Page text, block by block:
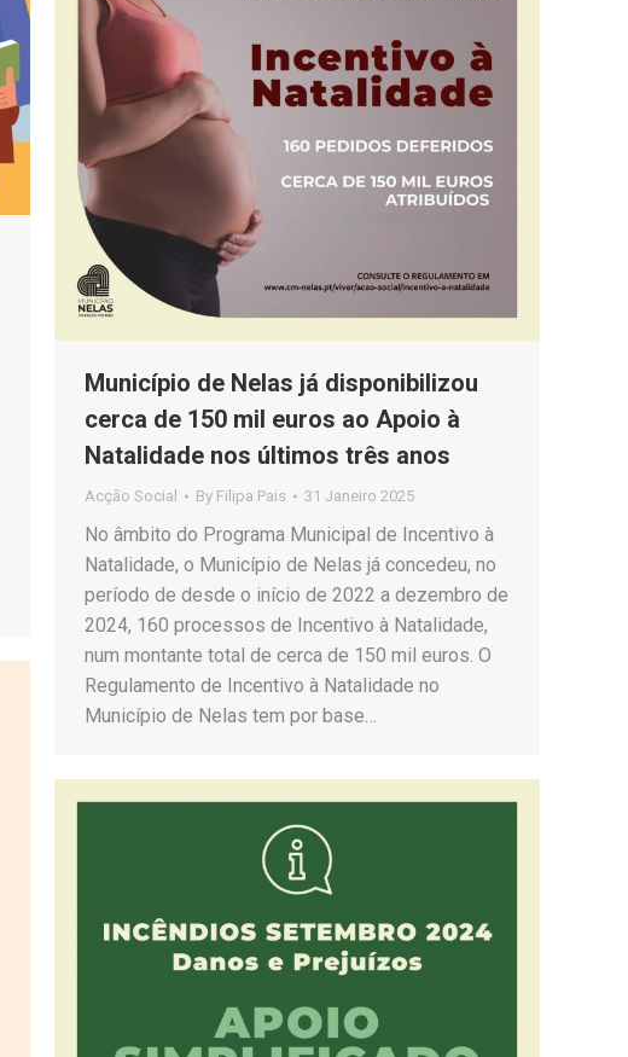
Município de Nelas já disponibilizou
cerca de 150 mil euros ao Apoio à
Natalidade nos últimos três anos
Acção Social By Filipa Pais 31 Janeiro 2025
No âmbito do Programa Municipal de Incentivo à
Natalidade, o Município de Nelas já concedeu, no
período de desde o início de 2022 a dezembro de
2024, 160 processos de Incentivo à Natalidade,
num montante total de cerca de 150 mil euros. O
Regulamento de Incentivo à Natalidade no
Município de Nelas tem por base…